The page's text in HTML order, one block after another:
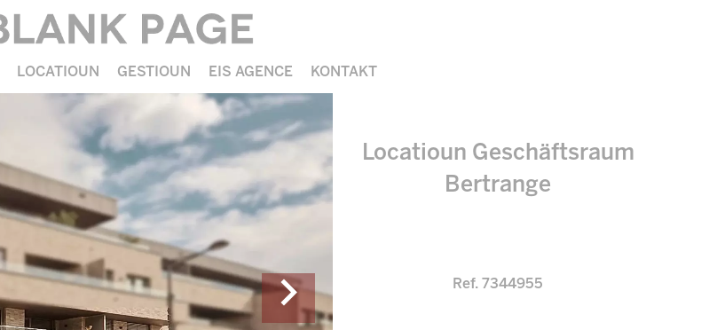
LOCATIOUN GESTIOUN EIS AGENCE KONTAKT
Locatioun Geschäftsraum
Bertrange
Ref. 7344955